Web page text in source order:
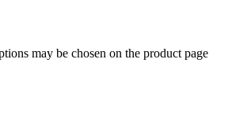
may be chosen on the product page